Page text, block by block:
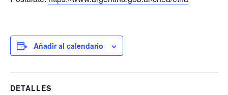
Añadir al calendario
DETALLES